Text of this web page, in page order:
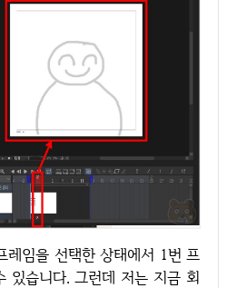
있습니다. 그런데 저는 지금 회